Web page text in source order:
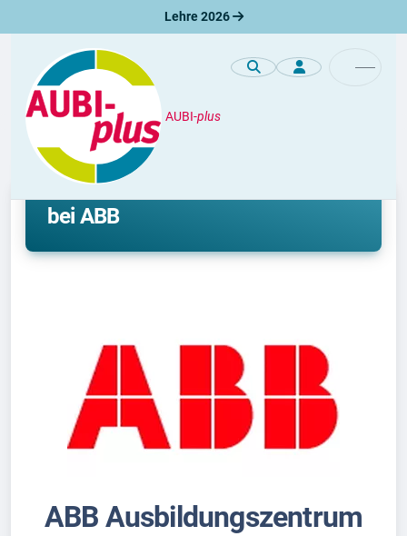
Lehre 2026
AUBI-plus
Premiumprofile
Ausbildung und Duales Studium
bei ABB
ABB Ausbildungszentrum